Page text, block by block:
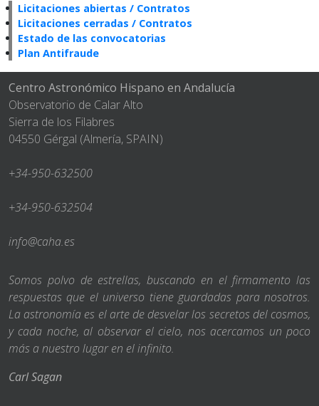
Licitaciones abiertas / Contratos
Licitaciones cerradas / Contratos
Estado de las convocatorias
Plan Antifraude
Centro Astronómico Hispano en Andalucía
Observatorio de Calar Alto
Sierra de los Filabres
04550 Gérgal (Almería, SPAIN)
+34-950-632500
+34-950-632504
info@caha.es
Somos polvo de estrellas, buscando en el firmamento las
respuestas que el universo tiene guardadas para nosotros.
La astronomía es el arte de desvelar los secretos del cosmos,
y cada noche, al observar el cielo, nos acercamos un poco
más a nuestro lugar en el infinito.
Carl Sagan